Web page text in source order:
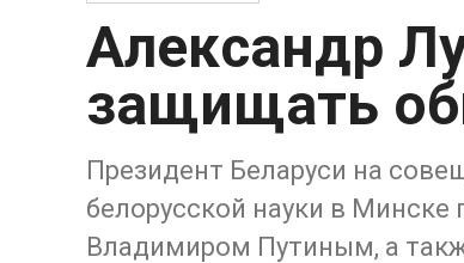
Александр
защищать
Президент Беларуси на
белорусской науки в
Владимиром Путиным, а